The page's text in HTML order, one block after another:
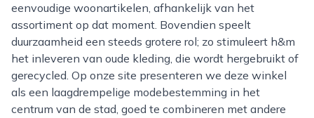
eenvoudige woonartikelen, afhankelijk van het
assortiment op dat moment. Bovendien speelt
duurzaamheid een steeds grotere rol; zo stimuleert h&m
het inleveren van oude kleding, die wordt hergebruikt of
gerecycled. Op onze site presenteren we deze winkel
als een laagdrempelige modebestemming in het
centrum van de stad, goed te combineren met andere